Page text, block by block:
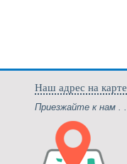
Наш адрес на карте
Приезжайте к нам .